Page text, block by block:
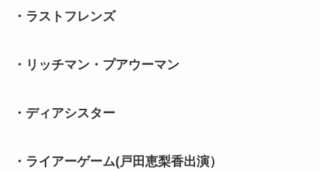
・ラストフレンズ
・リッチマン・プアウーマン
・ディアシスター
・ライアーゲーム(戸田恵梨香出演）